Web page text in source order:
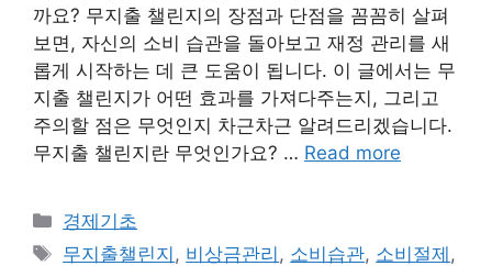
까요? 무지출 챌린지의 장점과 단점을 꼼꼼히 살펴
보면, 자신의 소비 습관을 돌아보고 재정 관리를 새
롭게 시작하는 데 큰 도움이 됩니다. 이 글에서는 무
지출 챌린지가 어떤 효과를 가져다주는지, 그리고
주의할 점은 무엇인지 차근차근 알려드리겠습니다.
무지출 챌린지란 무엇인가요? … Read more
Categories
경제기초
Tags
무지출챌린지 , 비상금관리 , 소비습관, 소비절제 ,